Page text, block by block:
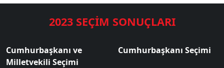
2023 SEÇİM SONUÇLARI
Cumhurbaşkanı ve
Milletvekili Seçimi
Cumhurbaşkanı Seçimi